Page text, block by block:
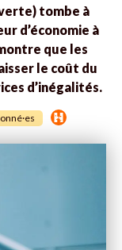
tombe à
d’économie à
que les
le coût du
d’inégalités.